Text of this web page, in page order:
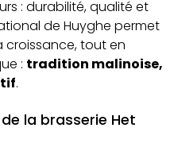
: durabilité, qualité et
de Huyghe permet
croissance, tout en
: tradition malinoise,
.
la brasserie Het